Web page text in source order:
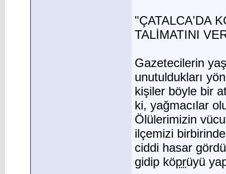
"ÇATALCA'DA
TALİMATINI
Gazetecilerin
unutuldukları
kişiler böyle bir
ki, yağmacılar
Ölülerimizin
ilçemizi
ciddi hasar
gidip köprüyü